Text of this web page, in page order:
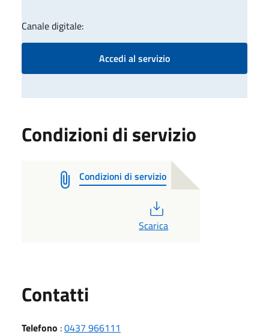
Canale digitale:
Accedi al servizio
Condizioni di servizio
Condizioni di servizio
Scarica
Contatti
Telefono :0437 966111